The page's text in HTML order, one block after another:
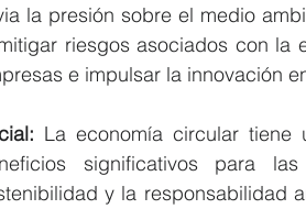
la presión sobre el medio
riesgos asociados con la
e impulsar la innovación
La economía circular
significativos para
y la responsabilidad